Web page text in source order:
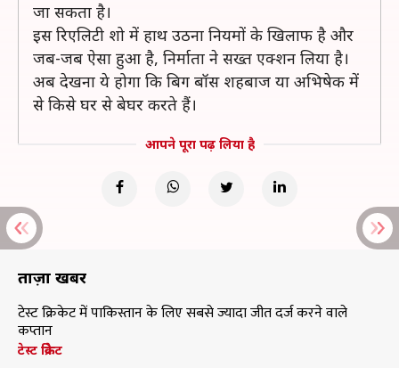
जा सकता है।
इस रिएलिटी शो में हाथ उठना नियमों के खिलाफ है और
जब-जब ऐसा हुआ है, निर्माता ने सख्त एक्शन लिया है।
अब देखना ये होगा कि बिग बॉस शहबाज या अभिषेक में
से किसे घर से बेघर करते हैं।
आपने पूरा पढ़ लिया है
ताज़ा खबरें
टेस्ट क्रिकेट में पाकिस्तान के लिए सबसे ज्यादा जीत दर्ज करने वाले
कप्तान
टेस्ट क्रिकेट